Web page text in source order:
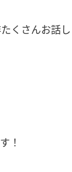
くさんお話
！